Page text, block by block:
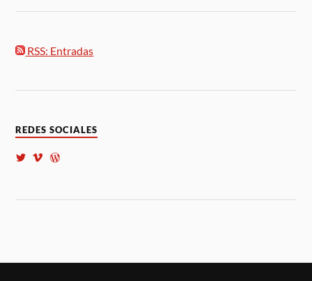
RSS: Entradas
REDES SOCIALES